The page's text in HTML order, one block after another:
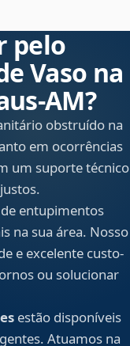
pelo
Vaso na
obstruído na
em ocorrências
um suporte técnico
entupimentos
na sua área. Nosso
e excelente custo-
ou solucionar
estão disponíveis
Atuamos na